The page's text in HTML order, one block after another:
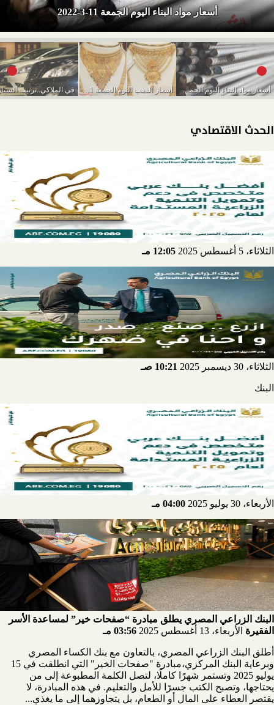
أسعار مواد البناء اليوم الجمعة 11-3-2022
أسعار مواد البناء اليوم الجمعة 11-3-2022 أسعار الذهب اليوم الجمعة 11-3-2022
الحدث الاقتصادي
الثلاثاء، 5 أغسطس 2025 12:05 مـ
الثلاثاء، 30 ديسمبر 2025 10:21 صـ
البنك
الأربعاء، 30 يوليو 2025 04:00 مـ
البنك الزراعي المصري يطلق مبادرة “صفحات خير” لمساعدة الأسر
الفقيرة الأربعاء، 13 أغسطس 2025 03:56 مـ
أطلق البنك الزراعي المصري، بالتعاون مع بنك الكساء المصري
وبرعاية البنك المركزي،مبادرة "صفحات الخير" التي انطلقت في 15
يوليو 2025 وتستمر شهرًا كاملًا، لتصل الكلمة المطبوعة إلى من
يحتاجها، وتصبح الكتب جسرًا للأمل والتعليم. في هذه المبادرة، لا
يقتصر العطاء على المال أو الطعام، بل يتجاوزهما إلى ما يغذي...